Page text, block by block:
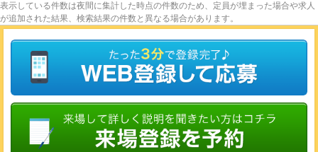
表示している件数は夜間に集計した時点の件数のため、定員が埋まった場合や求人
が追加された結果、検索結果の件数と異なる場合があります。